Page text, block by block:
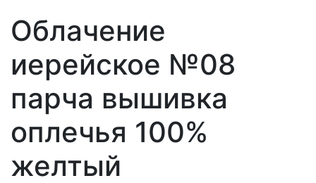
Облачение
иерейское №08
парча вышивка
оплечья 100%
желтый